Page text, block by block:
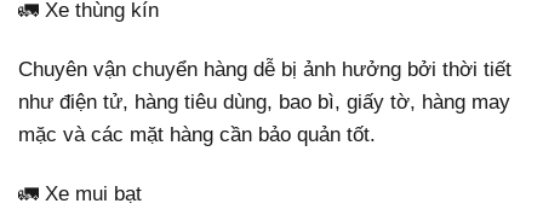
🚛 Xe thùng kín
Chuyên vận chuyển hàng dễ bị ảnh hưởng bởi thời tiết
như điện tử, hàng tiêu dùng, bao bì, giấy tờ, hàng may
mặc và các mặt hàng cần bảo quản tốt.
🚛 Xe mui bạt